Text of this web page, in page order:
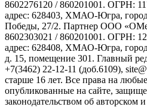
8602276120 / 860201001. ОГРН:
адрес: 628403, ХМАО-Югра, город
Победы, 27/2. Партнер ООО
8602303021 / 860201001. ОГРН:
адрес: 628408, ХМАО-Югра, город
д. 15, помещение 301. Главный
+7(3462) 22-12-11 (доб.6109),
старше 16 лет. Все права на
опубликованные на сайте,
законодательством об